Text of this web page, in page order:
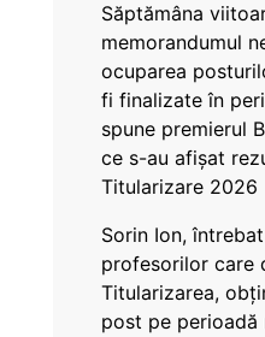
Săptămâna
memorandumul
ocuparea
fi finalizate în
spune premierul
ce s-au afișat
Titularizare 2026
Sorin Ion,
profesorilor care
Titularizarea,
post pe perioadă